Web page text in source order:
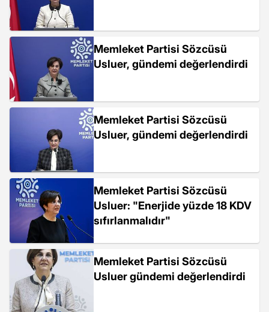
Memleket Partisi Sözcüsü
Usluer, gündemi değerlendirdi
Memleket Partisi Sözcüsü
Usluer, gündemi değerlendirdi
Memleket Partisi Sözcüsü
Usluer: "Enerjide yüzde 18 KDV
sıfırlanmalıdır"
Memleket Partisi Sözcüsü
Usluer gündemi değerlendirdi